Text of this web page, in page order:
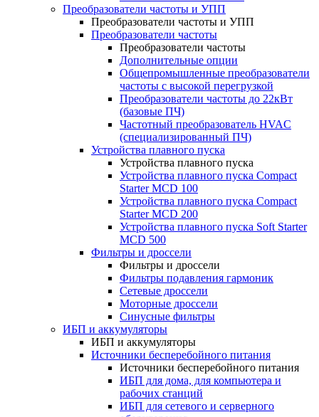
Преобразователи частоты и УПП
Преобразователи частоты и УПП
Преобразователи частоты
Преобразователи частоты
Дополнительные опции
Общепромышленные преобразователи
частоты с высокой перегрузкой
Преобразователи частоты до 22кВт
(базовые ПЧ)
Частотный преобразователь HVAC
(специализированный ПЧ)
Устройства плавного пуска
Устройства плавного пуска
Устройства плавного пуска Compact
Starter MCD 100
Устройства плавного пуска Compact
Starter MCD 200
Устройства плавного пуска Soft Starter
MCD 500
Фильтры и дроссели
Фильтры и дроссели
Фильтры подавления гармоник
Сетевые дроссели
Моторные дроссели
Синусные фильтры
ИБП и аккумуляторы
ИБП и аккумуляторы
Источники бесперебойного питания
Источники бесперебойного питания
ИБП для дома, для компьютера и
рабочих станций
ИБП для сетевого и серверного